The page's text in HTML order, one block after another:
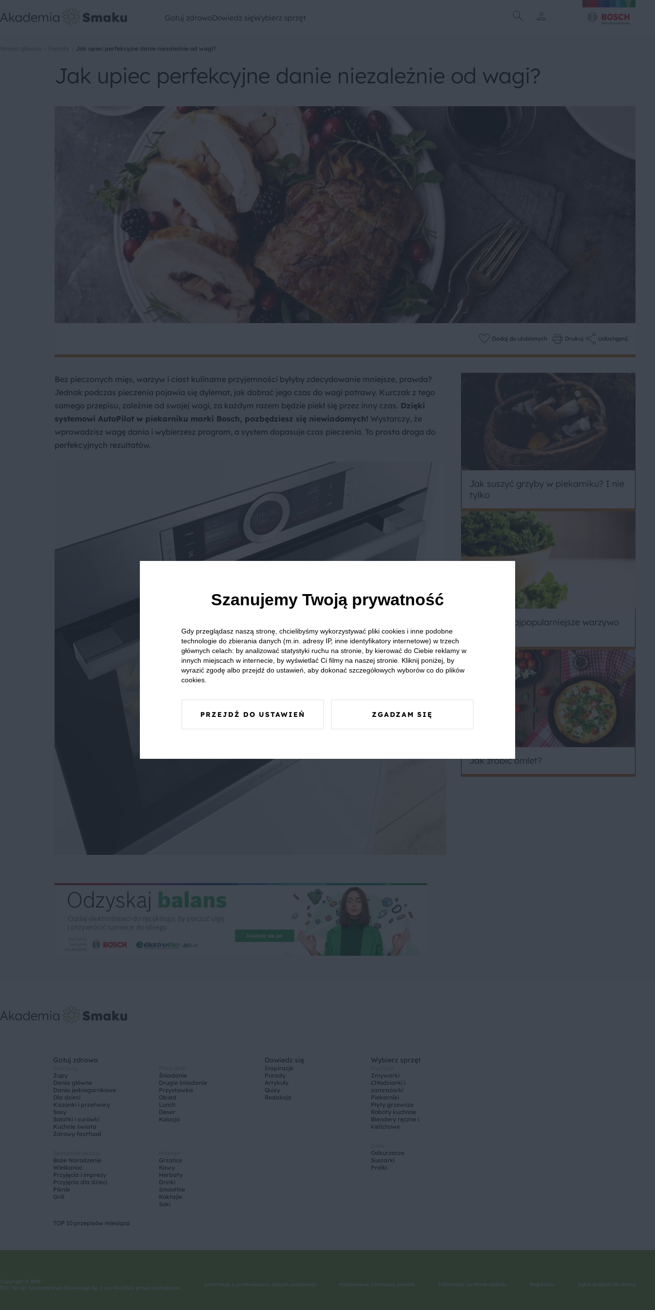
Gotuj zdrowoDowiedz sięWybierz sprzęt
Jak upiec perfekcyjne danie niezależnie od wagi?
Jak upiec perfekcyjne danie niezależnie od wagi?
Dodaj do ulubionych Drukuj Udostępnij
Bez pieczonych mięs, warzyw i ciast kulinarne przyjemności byłyby zdecydowanie mniejsze, prawda?
Jednak podczas pieczenia pojawia się dylemat, jak dobrać jego czas do wagi potrawy. Kurczak z tego
samego przepisu, zależnie od swojej wagi, za każdym razem będzie piekł się przez inny czas. Dzięki
systemowi AutoPilot w piekarniku marki Bosch, pozbędziesz się niewiadomych! Wystarczy, że
wprowadzisz wagę dania i wybierzesz program, a system dopasuje czas pieczenia. To prosta droga do
perfekcyjnych rezultatów.
Jak suszyć grzyby w piekarniku? I nie
tylko
Jarmuż – najpopularniejsze warzywo
Jak zrobić omlet?
Gotuj zdrowo
Zupy
Dania główne
Dania jednogarnkowe
Dla dzieci
Kiszonki i przetwory
Sosy
Sałatki i surówki
Kuchnie świata
Zdrowy fastfood
Śniadanie
Drugie śniadanie
Przystawka
Obiad
Lunch
Deser
Kolacja
Boże Narodzenie
Wielkanoc
Przyjęcia i imprezy
Przyjęcia dla dzieci
Piknik
Grill
Grzańce
Kawy
Herbaty
Drinki
Smoothie
Koktajle
Soki
TOP 10 przepisów miesiąca
Dowiedz się
Inspiracje
Porady
Artykuły
Quizy
Redakcja
Wybierz sprzęt
Zmywarki
Chłodziarki i
zamrażarki
Piekarniki
Płyty grzewcze
Roboty kuchnne
Blendery ręczne i
kielichowe
Odkurzacze
Suszarki
Pralki
Copyright © 2026
BSH Sprzęt Gospodarstwa Domowego Sp. z o.o. Wszelkie prawa zastrzeżone.
Informacje o przetwarzaniu danych osobowych Podstawowe informacje prawne Informacje na temat cookies Regulamin Zgłoś problem ze stroną
Szanujemy Twoją prywatność
Gdy przeglądasz naszą stronę, chcielibyśmy wykorzystywać pliki cookies i inne podobne
technologie do zbierania danych (m.in. adresy IP, inne identyfikatory internetowe) w trzech
głównych celach: by analizować statystyki ruchu na stronie, by kierować do Ciebie reklamy w
innych miejscach w internecie, by wyświetlać Ci filmy na naszej stronie. Kliknij poniżej, by
wyrazić zgodę albo przejdź do ustawień, aby dokonać szczegółowych wyborów co do plików
cookies.
PRZEJDŹ DO USTAWIEŃ ZGADZAM SIĘ